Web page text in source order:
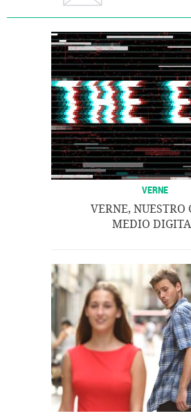
VERNE
VERNE, NUESTRO
MEDIO